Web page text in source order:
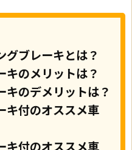
グブレーキとは？
キのメリットは？
キのデメリットは？
キ付のオススメ車
キ付のオススメ車